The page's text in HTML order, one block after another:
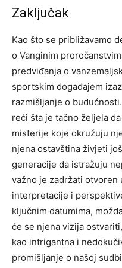
Zaključak
Kao što se približavamo
o Vanginim
predviđanja o
sportskim događajem
razmišljanje o budućnosti.
reći šta je tačno željela
misterije koje okružuju
njena ostavština živjeti
generacije da istražuju
važno je zadržati otvoren
interpretacije i
ključnim datumima,
će se njena vizija
kao intrigantna i
promišljanje o našoj